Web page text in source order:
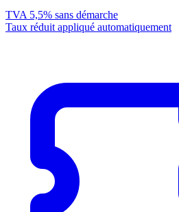
TVA 5,5% sans démarche
Taux réduit appliqué automatiquement